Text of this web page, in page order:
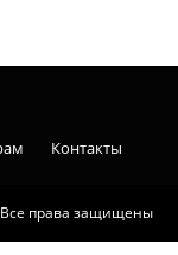
Все права защищены
Контакты